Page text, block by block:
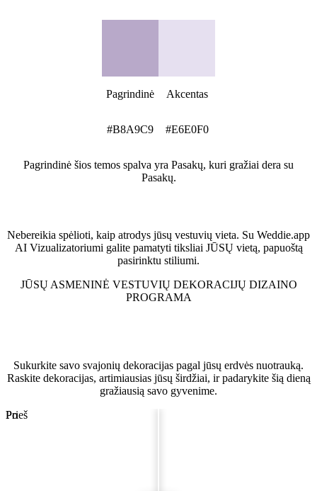
Pagrindinė
#B8A9C9
Akcentas
#E6E0F0
Pagrindinė šios temos spalva yra Pasakų, kuri gražiai dera su
Pasakų.
Nebereikia spėlioti, kaip atrodys jūsų vestuvių vieta. Su Weddie.app
AI Vizualizatoriumi galite pamatyti tiksliai JŪSŲ vietą, papuoštą
pasirinktu stiliumi.
JŪSŲ ASMENINĖ VESTUVIŲ DEKORACIJŲ DIZAINO
PROGRAMA
Sukurkite savo svajonių dekoracijas pagal jūsų erdvės nuotrauką.
Raskite dekoracijas, artimiausias jūsų širdžiai, ir padarykite šią dieną
gražiausią savo gyvenime.
Prieš
Po